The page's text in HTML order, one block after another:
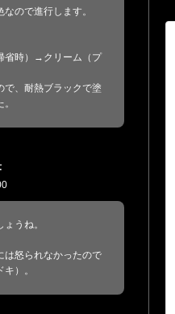
ので進行します。
省時）→クリーム（プ
で、耐熱ブラックで塗
うね。
は怒られなかったので
）。